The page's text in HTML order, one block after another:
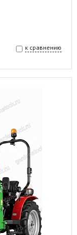
к сравнению